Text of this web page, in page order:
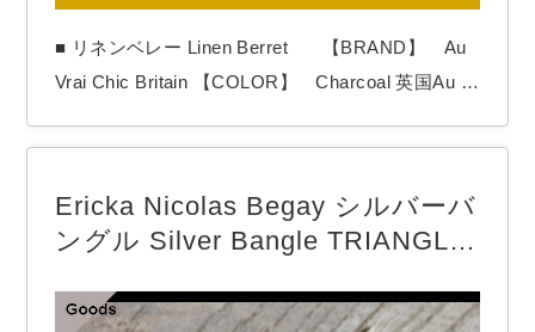
■ リネンベレー Linen Berret 【BRAND】 Au
Vrai Chic Britain 【COLOR】 Charcoal 英国Au vr
M社のリネン100%生地を使用。 しっかりしていま
側は綿100%の裏地付き。 ２サ…
Ericka Nicolas Begay シルバーバ
ングル Silver Bangle TRIANGLE-